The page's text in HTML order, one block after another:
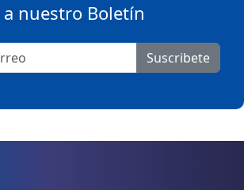
nuestro Boletín
Suscribete